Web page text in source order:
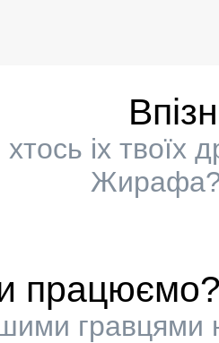
іх твоїх
Жирафа?
гравцями